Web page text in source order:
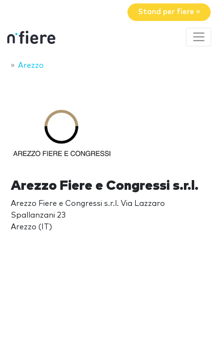
Stand per fiere »
Arezzo
Arezzo Fiere e Congressi s.r.l.
Arezzo Fiere e Congressi s.r.l. Via Lazzaro
Spallanzani 23
Arezzo (IT)